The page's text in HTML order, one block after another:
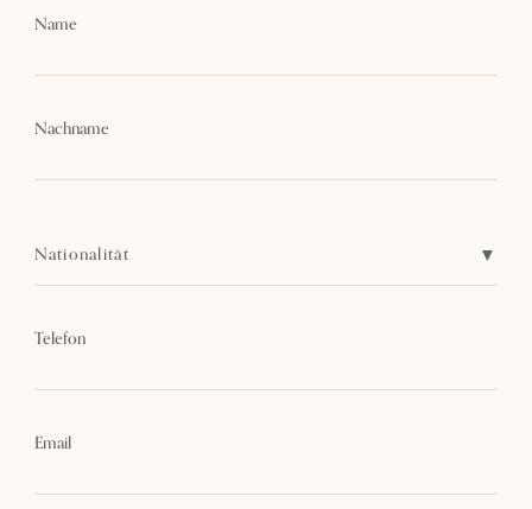
Name
Nachname
Nationalität
Telefon
Email